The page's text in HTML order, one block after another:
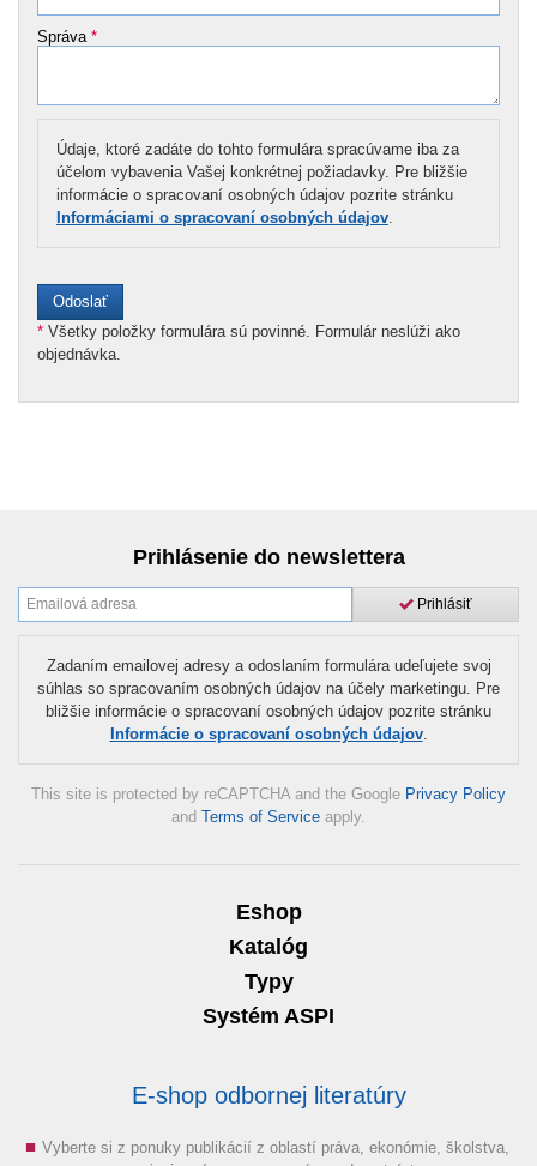
Správa *
Údaje, ktoré zadáte do tohto formulára spracúvame iba za
účelom vybavenia Vašej konkrétnej požiadavky. Pre bližšie
informácie o spracovaní osobných údajov pozrite stránku
Informáciami o spracovaní osobných údajov.
* Všetky položky formulára sú povinné. Formulár neslúži ako
objednávka.
Prihlásenie do newslettera
Prihlásiť
Zadaním emailovej adresy a odoslaním formulára udeľujete svoj
súhlas so spracovaním osobných údajov na účely marketingu. Pre
bližšie informácie o spracovaní osobných údajov pozrite stránku
Informácie o spracovaní osobných údajov.
This site is protected by reCAPTCHA and the Google Privacy Policy
and Terms of Service apply.
Eshop
Katalóg
Typy
Systém ASPI
E-shop odbornej literatúry
Vyberte si z ponuky publikácií z oblastí práva, ekonómie, školstva,